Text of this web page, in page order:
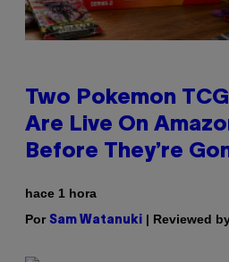
Two Pokemon
Are Live On
Before They’re
hace 1 hora
Por Sam Watanuki | Reviewed